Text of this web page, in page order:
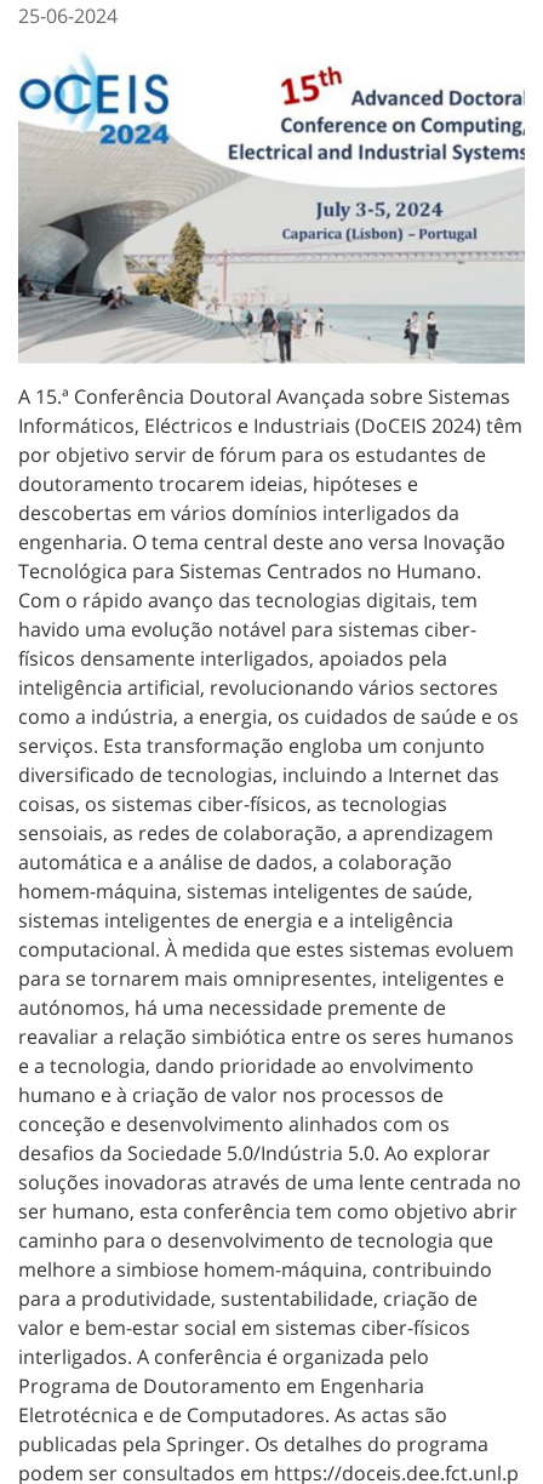
25-06-2024
A 15.ª Conferência Doutoral Avançada sobre Sistemas
Informáticos, Eléctricos e Industriais (DoCEIS 2024) têm
por objetivo servir de fórum para os estudantes de
doutoramento trocarem ideias, hipóteses e
descobertas em vários domínios interligados da
engenharia. O tema central deste ano versa Inovação
Tecnológica para Sistemas Centrados no Humano.
Com o rápido avanço das tecnologias digitais, tem
havido uma evolução notável para sistemas ciber-
físicos densamente interligados, apoiados pela
inteligência artificial, revolucionando vários sectores
como a indústria, a energia, os cuidados de saúde e os
serviços. Esta transformação engloba um conjunto
diversificado de tecnologias, incluindo a Internet das
coisas, os sistemas ciber-físicos, as tecnologias
sensoiais, as redes de colaboração, a aprendizagem
automática e a análise de dados, a colaboração
homem-máquina, sistemas inteligentes de saúde,
sistemas inteligentes de energia e a inteligência
computacional. À medida que estes sistemas evoluem
para se tornarem mais omnipresentes, inteligentes e
autónomos, há uma necessidade premente de
reavaliar a relação simbiótica entre os seres humanos
e a tecnologia, dando prioridade ao envolvimento
humano e à criação de valor nos processos de
conceção e desenvolvimento alinhados com os
desafios da Sociedade 5.0/Indústria 5.0. Ao explorar
soluções inovadoras através de uma lente centrada no
ser humano, esta conferência tem como objetivo abrir
caminho para o desenvolvimento de tecnologia que
melhore a simbiose homem-máquina, contribuindo
para a produtividade, sustentabilidade, criação de
valor e bem-estar social em sistemas ciber-físicos
interligados. A conferência é organizada pelo
Programa de Doutoramento em Engenharia
Eletrotécnica e de Computadores. As actas são
publicadas pela Springer. Os detalhes do programa
podem ser consultados em https://doceis.dee.fct.unl.p